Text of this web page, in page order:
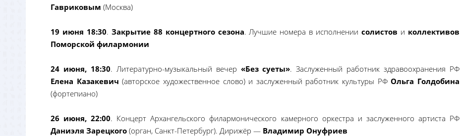
Гавриковым (Москва)
19 июня 18:30. Закрытие 88 концертного сезона. Лучшие номера в исполнениисолистов и коллективов
Поморской филармонии
24 июня, 18:30. Литературно-музыкальный вечер «Без суеты». Заслуженный работник здравоохранения РФ
Елена Казакевич(авторское художественное слово) и заслуженный работник культуры РФОльга Голдобина
(фортепиано)
26 июня, 22:00. Концерт Архангельского филармонического камерного оркестра и заслуженного артиста РФ
Даниэля Зарецкого (орган, Санкт-Петербург). Дирижёр — Владимир Онуфриев